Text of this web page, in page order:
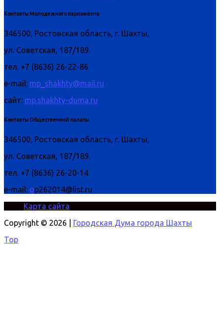
Контакты Молодежного парламента
346500, Ростовская область, г. Шахты,
ул. Советская, 187/189.
тел. +7 (8636) 26-22-86
e-mail: mp_shakhty@mail.ru
сайт: mp.shakhty-duma.ru
Контакты Общественной палаты
346500, Ростовская область, г. Шахты,
ул. Советская, 187/189.
тел. +7 (8636) 26-20-14
e-mail: op262014@list.ru
Карта сайта
Copyright © 2026 |
Городская Дума города Шахты
Top